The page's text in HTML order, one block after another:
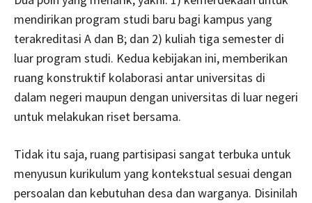
mendirikan program studi baru bagi kampus yang
terakreditasi A dan B; dan 2) kuliah tiga semester di
luar program studi. Kedua kebijakan ini, memberikan
ruang konstruktif kolaborasi antar universitas di
dalam negeri maupun dengan universitas di luar negeri
untuk melakukan riset bersama.
Tidak itu saja, ruang partisipasi sangat terbuka untuk
menyusun kurikulum yang kontekstual sesuai dengan
persoalan dan kebutuhan desa dan warganya. Disinilah